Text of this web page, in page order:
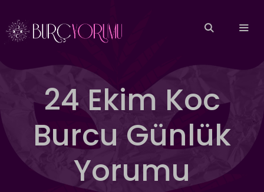
atla
24 Ekim Koc
Burcu Günlük
Yorumu